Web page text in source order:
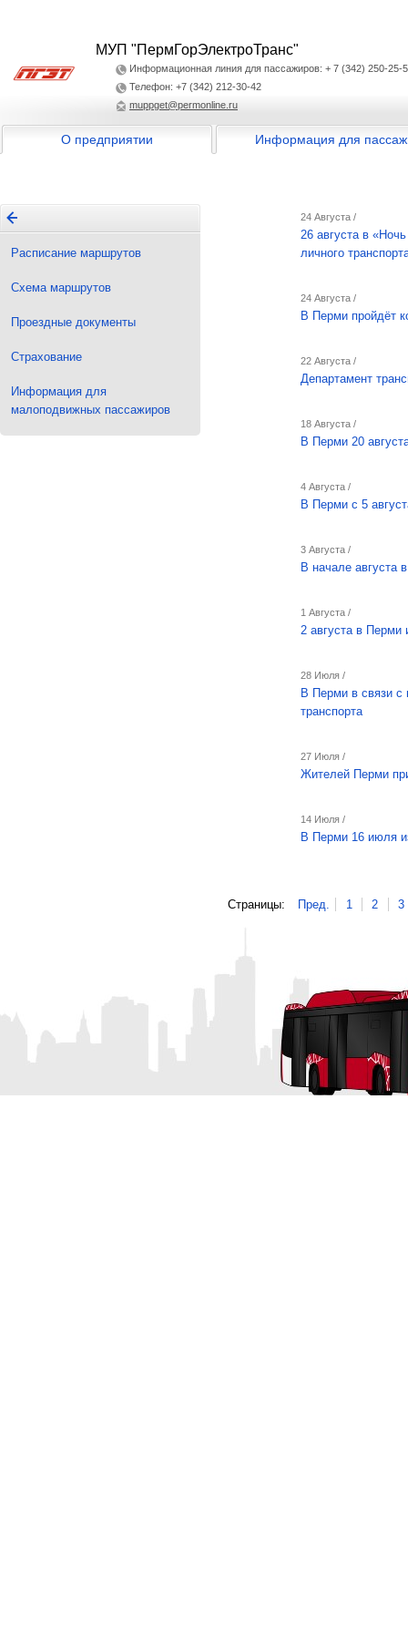
МУП "ПермГорЭлектроТранс"
Информационная линия для пассажиров: + 7 (342) 250-25-
Телефон: +7 (342) 212-30-42
muppget@permonline.ru
О предприятии Информация для
Расписание маршрутов
Схема маршрутов
Проездные документы
Страхование
Информация для
малоподвижных пассажиров
24 Августа /
26 августа в
личного
24 Августа /
В Перми пройдёт
22 Августа /
Департамент
18 Августа /
В Перми 20
4 Августа /
В Перми с 5
3 Августа /
В начале августа
1 Августа /
2 августа в Перми
28 Июля /
В Перми в связи с
транспорта
27 Июля /
Жителей Перми
14 Июля /
В Перми 16 июля
Страницы: Пред. 1 2 3